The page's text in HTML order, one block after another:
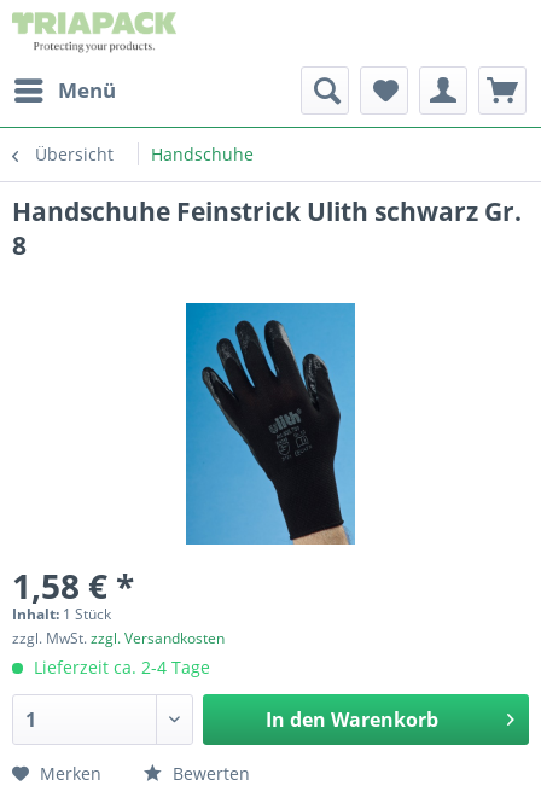
Menü
Übersicht Handschuhe
Handschuhe Feinstrick Ulith schwarz Gr.
8
1,58 € *
Inhalt: 1 Stück
zzgl. MwSt.zzgl. Versandkosten
Lieferzeit ca. 2-4 Tage
In den Warenkorb
Merken Bewerten